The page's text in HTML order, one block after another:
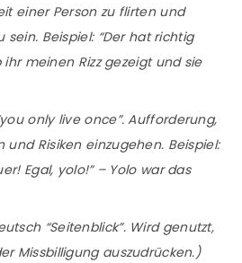
einer Person zu flirten und
sein. Beispiel: “Der hat richtig
ihr meinen Rizz gezeigt und sie
only live once”. Aufforderung,
und Risiken einzugehen. Beispiel:
Egal, yolo!” – Yolo war das
“Seitenblick”. Wird genutzt,
Missbilligung auszudrücken.)